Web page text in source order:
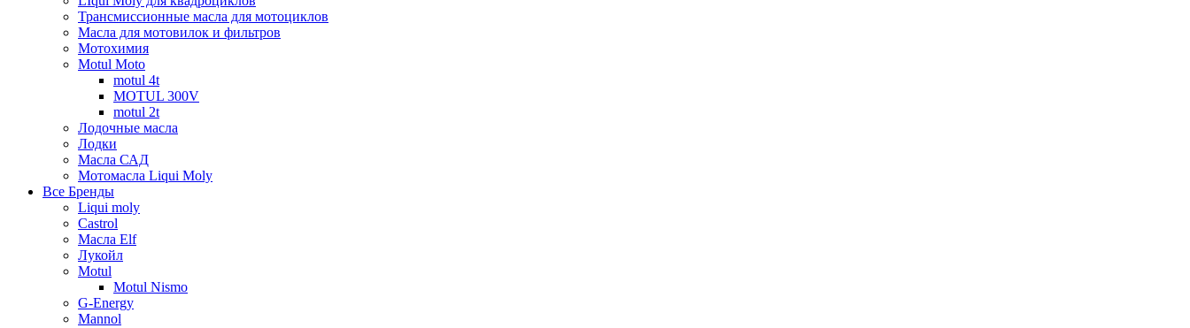
Трансмиссионные масла для мотоциклов
Масла для мотовилок и фильтров
Мотохимия
Motul Moto
motul 4t
MOTUL 300V
motul 2t
Лодочные масла
Лодки
Масла САД
Мотомасла Liqui Moly
Все Бренды
Liqui moly
Castrol
Масла Elf
Лукойл
Motul
Motul Nismo
G-Energy
Mannol